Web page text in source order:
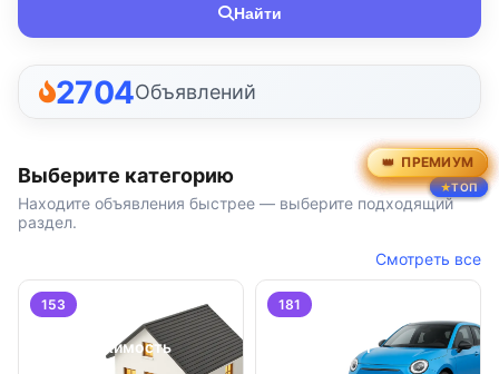
Найти
2704Объявлений
Выберите категорию
Находите объявления быстрее — выберите подходящий
раздел.
Смотреть все
153
Недвижимость
181
Транспорт
ПРЕМИУМ
ТОП
ПРЕМИУМ
ТОП
ПРЕМИУМ
ТОП
ПРЕМИУМ
ПРЕМИУМ
ПРЕМИУМ